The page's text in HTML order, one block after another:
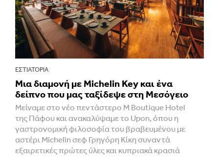
ΕΣΤΙΑΤΌΡΙΑ
Μια διαμονή με Michelin Key και ένα
δείπνο που μας ταξίδεψε στη Μεσόγειο
Μείναμε στο νέο πεντάστερο M Boutique Hotel
της Πάφου και ανακαλύψαμε το Upon, όπου η
γαστρονομική φιλοσοφία του βραβευμένου με
αστέρι Michelin σεφ Γρηγόρη Κίκη συναντά
εξαιρετικές πρώτες ύλες και κυπριακά κρασιά